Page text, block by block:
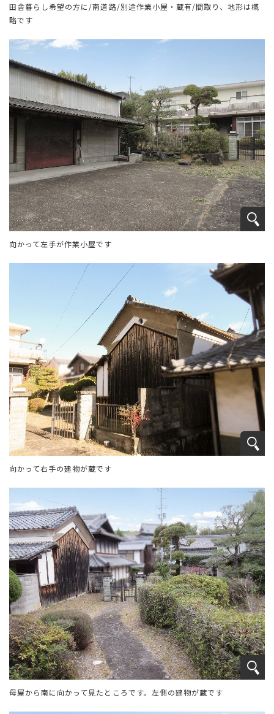
田舎暮らし希望の方に/南道路/別途作業小屋・蔵有/間取り、地形は概
略です
向かって左手が作業小屋です
向かって右手の建物が蔵です
母屋から南に向かって見たところです。左側の建物が蔵です